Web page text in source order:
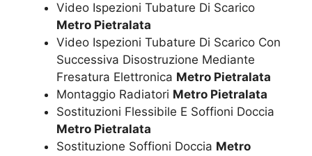
Video Ispezioni Tubature Di Scarico
Metro Pietralata
Video Ispezioni Tubature Di Scarico Con
Successiva Disostruzione Mediante
Fresatura Elettronica Metro Pietralata
Montaggio Radiatori Metro Pietralata
Sostituzioni Flessibile E Soffioni Doccia
Metro Pietralata
Sostituzione Soffioni Doccia Metro